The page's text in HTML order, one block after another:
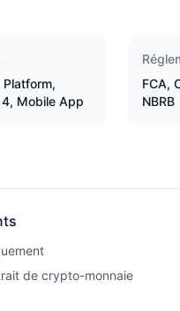
Mobile App
FCA,
NBRB
de crypto-monnaie